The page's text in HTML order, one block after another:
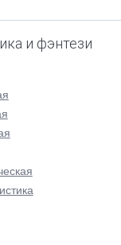
и фэнтези